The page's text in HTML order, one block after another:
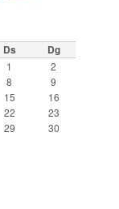
Ds Dg
1
2
8
9
15
16
22
23
29
30